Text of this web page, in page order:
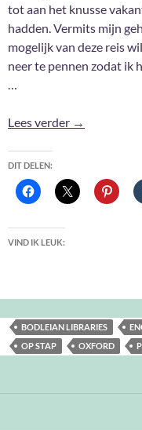
tot aan het knusse
hadden. Vermits mijn
mogelijk van deze reis
neer te pennen zodat ik
…
Lees verder Ik ging nog
→
DIT DELEN:
VIND IK LEUK:
BODLEIAN LIBRARIES
OP STAP
OXFORD